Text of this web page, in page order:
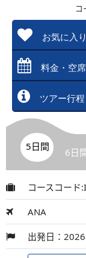
コ
お気に入
料金・空
ツアー行程
5日間 6日
コースコード
ANA
出発日：